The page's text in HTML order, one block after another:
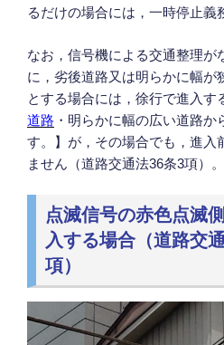
るだけの場合には，一時停止義
なお，信号機による交通整理が
に，劣後道路又は明らかに幅が
とする場合には，徐行で進入す
道路 ・明らかに幅の広い道路か
す。】が，その場合でも，進入
ません（道路交通法36条3項）。
点滅信号の赤色点滅
入する場合（道路交
項）